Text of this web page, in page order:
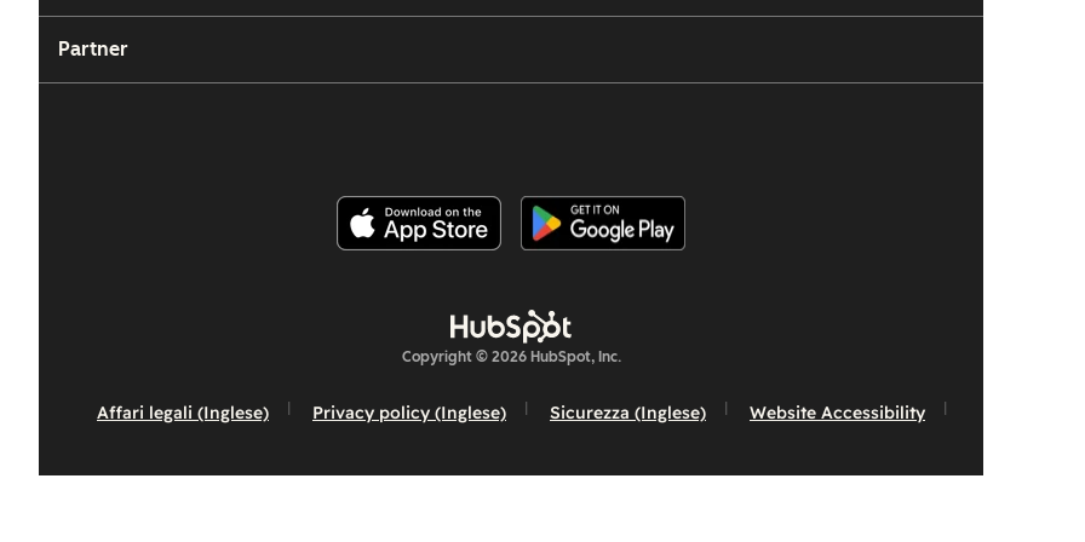
Partner
Copyright © 2026 HubSpot, Inc.
Affari legali (Inglese) Privacy policy (Inglese) Sicurezza (Inglese) Website Accessibility